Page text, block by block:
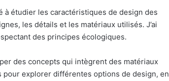
à étudier les caractéristiques de design des
les détails et les matériaux utilisés. J’ai
des principes écologiques.
des concepts qui intègrent des matériaux
explorer différentes options de design, en